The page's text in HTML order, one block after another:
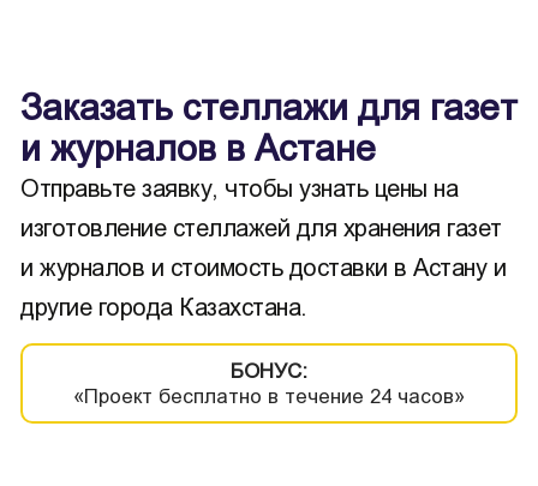
Заказать стеллажи для газет
и журналов в Астане
Отправьте заявку, чтобы узнать цены на
изготовление стеллажей для хранения газет
и журналов и стоимость доставки в Астану и
другие города Казахстана.
БОНУС:
«Проект бесплатно в течение 24 часов»